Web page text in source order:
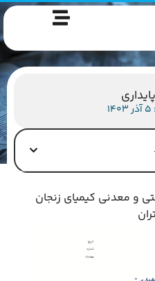
و معدنی کیمیای زنجان